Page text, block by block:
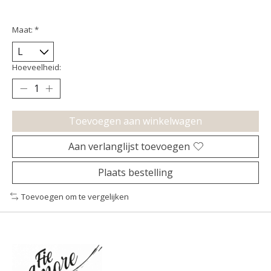
Maat: *
Hoeveelheid:
Toevoegen aan winkelwagen
Aan verlanglijst toevoegen
Plaats bestelling
Toevoegen om te vergelijken